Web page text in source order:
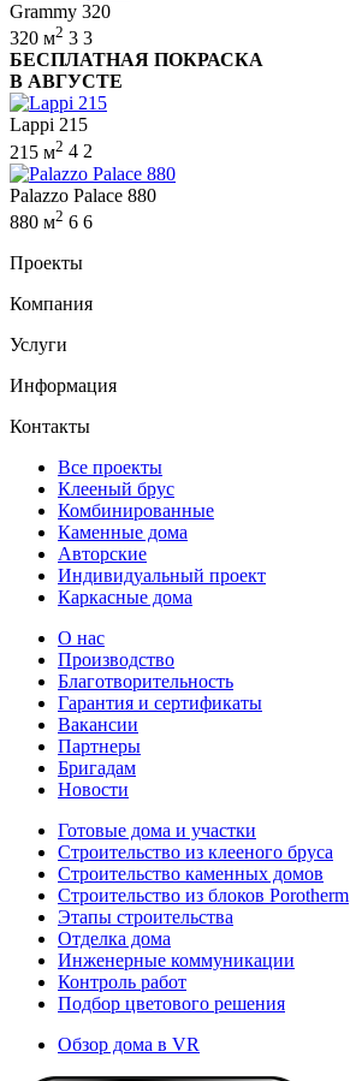
Grammy 320
320 м2 3 3
БЕСПЛАТНАЯ ПОКРАСКА
В АВГУСТЕ
Lappi 215
215 м2 4 2
Palazzo Palace 880
880 м2 6 6
Проекты
Компания
Услуги
Информация
Контакты
Все проекты
Клееный брус
Комбинированные
Каменные дома
Авторские
Индивидуальный проект
Каркасные дома
О нас
Производство
Благотворительность
Гарантия и сертификаты
Вакансии
Партнеры
Бригадам
Новости
Готовые дома и участки
Строительство из клееного бруса
Строительство каменных домов
Строительство из блоков Porotherm
Этапы строительства
Отделка дома
Инженерные коммуникации
Контроль работ
Подбор цветового решения
Обзор дома в VR